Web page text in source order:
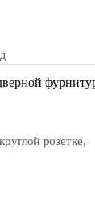
розетке,